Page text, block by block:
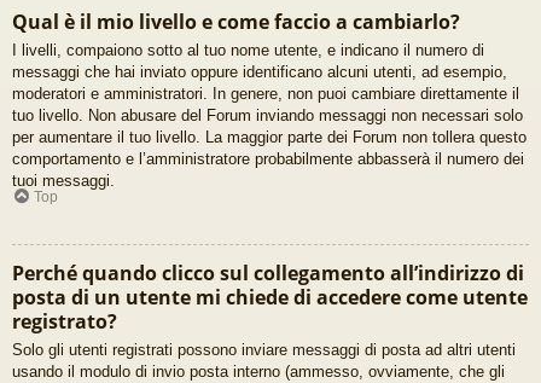
Qual è il mio livello e come faccio a cambiarlo?
I livelli, compaiono sotto al tuo nome utente, e indicano il numero di
messaggi che hai inviato oppure identificano alcuni utenti, ad esempio,
moderatori e amministratori. In genere, non puoi cambiare direttamente il
tuo livello. Non abusare del Forum inviando messaggi non necessari solo
per aumentare il tuo livello. La maggior parte dei Forum non tollera questo
comportamento e l’amministratore probabilmente abbasserà il numero dei
tuoi messaggi.
Top
Perché quando clicco sul collegamento all’indirizzo di
posta di un utente mi chiede di accedere come utente
registrato?
Solo gli utenti registrati possono inviare messaggi di posta ad altri utenti
usando il modulo di invio posta interno (ammesso, ovviamente, che gli